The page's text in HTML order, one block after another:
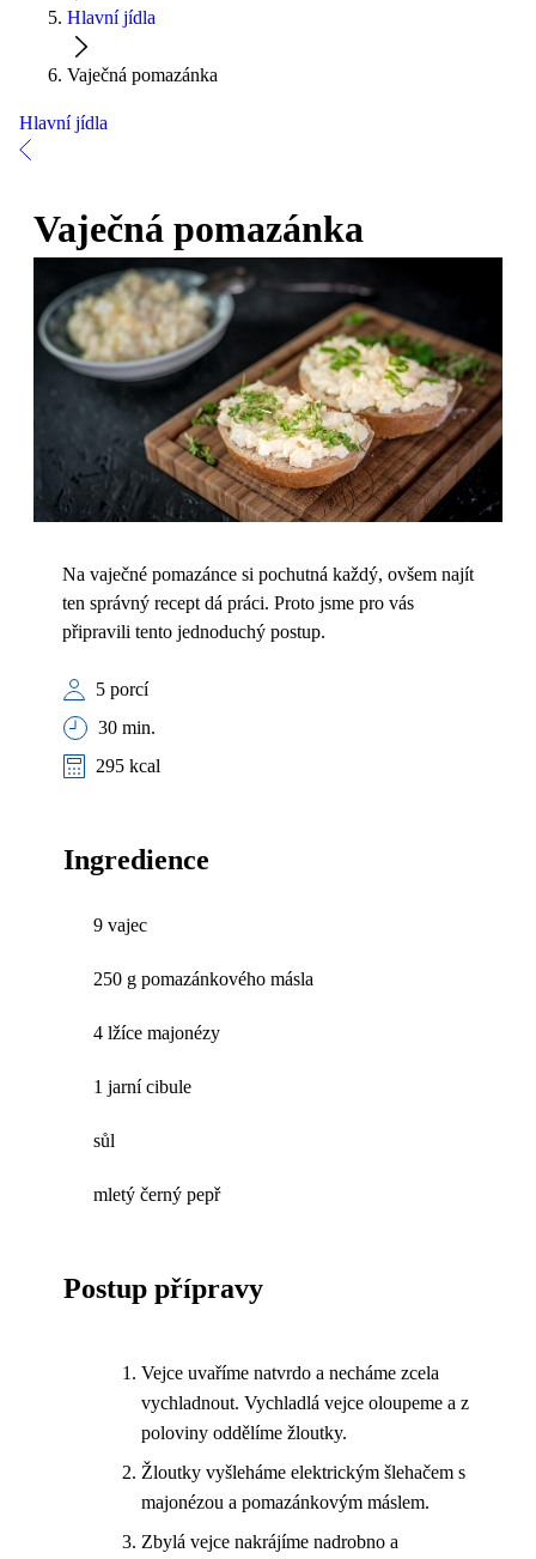
Hlavní jídla
Vaječná pomazánka
Hlavní jídla
Vaječná pomazánka
Na vaječné pomazánce si pochutná každý, ovšem najít
ten správný recept dá práci. Proto jsme pro vás
připravili tento jednoduchý postup.
5 porcí
30 min.
295 kcal
Ingredience
9 vajec
250 g pomazánkového másla
4 lžíce majonézy
1 jarní cibule
sůl
mletý černý pepř
Postup přípravy
Vejce uvaříme natvrdo a necháme zcela
vychladnout. Vychladlá vejce oloupeme a z
poloviny oddělíme žloutky.
Žloutky vyšleháme elektrickým šlehačem s
majonézou a pomazánkovým máslem.
Zbylá vejce nakrájíme nadrobno a